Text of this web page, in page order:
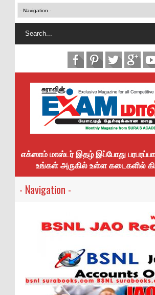
எக்ஸாம் மாஸ்டர் இதழ் இப்போது
உங்கள் அருகில் உள்ள கடைகளில்